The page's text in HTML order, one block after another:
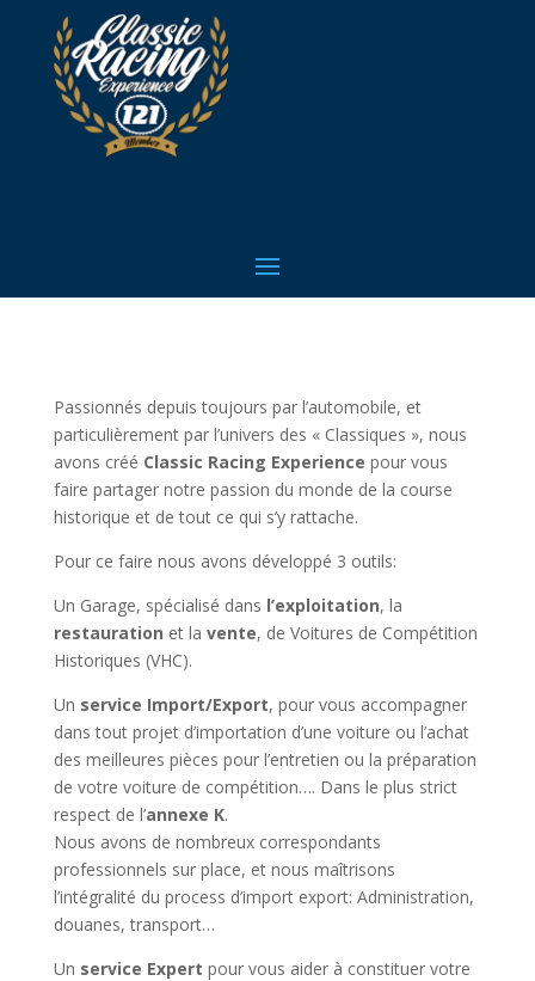
Passionnés depuis toujours par l’automobile, et
particulièrement par l’univers des « Classiques », nous
avons créé Classic Racing Experience pour vous
faire partager notre passion du monde de la course
historique et de tout ce qui s’y rattache.
Pour ce faire nous avons développé 3 outils:
Un Garage, spécialisé dans l’exploitation, la
restauration et la vente, de Voitures de Compétition
Historiques (VHC).
Un service Import/Export, pour vous accompagner
dans tout projet d’importation d’une voiture ou l’achat
des meilleures pièces pour l’entretien ou la préparation
de votre voiture de compétition…. Dans le plus strict
respect de l’annexe K.
Nous avons de nombreux correspondants
professionnels sur place, et nous maîtrisons
l’intégralité du process d’import export: Administration,
douanes, transport…
Un service Expert pour vous aider à constituer votre